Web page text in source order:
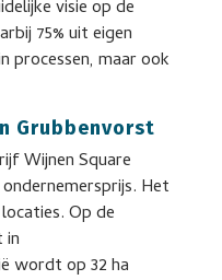
visie op de
75% uit eigen
processen, maar ook
Grubbenvorst
Wijnen Square
Het
Op de
in
wordt op 32 ha